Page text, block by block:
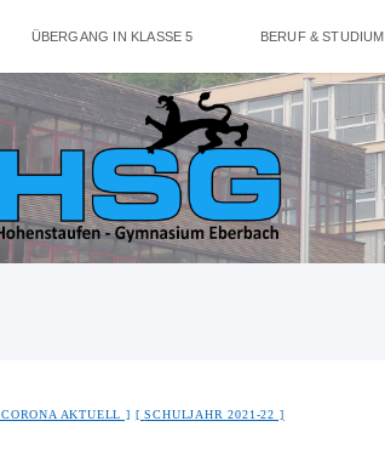
ÜBERGANG IN KLASSE 5 BERUF & STUDIUM
CORONA AKTUELL SCHULJAHR 2021-22